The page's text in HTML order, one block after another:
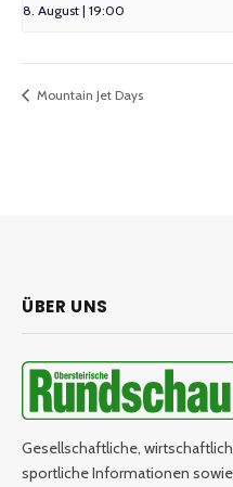
8. August | 19:00
Mountain Jet Days
ÜBER UNS
Gesellschaftliche,
sportliche Informationen